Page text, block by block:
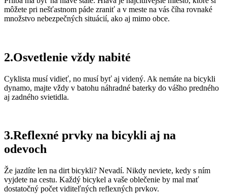
môžete pri nešťastnom páde zraniť a v meste na vás číha rovnaké
množstvo nebezpečných situácií, ako aj mimo obce.
2.Osvetlenie vždy nabité
Cyklista musí vidieť, no musí byť aj videný. Ak nemáte na bicykli
dynamo, majte vždy v batohu náhradné baterky do vášho predného
aj zadného svietidla.
3.Reflexné prvky na bicykli aj na
odevoch
Že jazdíte len na dirt bicykli? Nevadí. Nikdy neviete, kedy s ním
vyjdete na cestu. Každý bicykel a vaše oblečenie by mal mať
dostatočný počet viditeľných reflexných prvkov.